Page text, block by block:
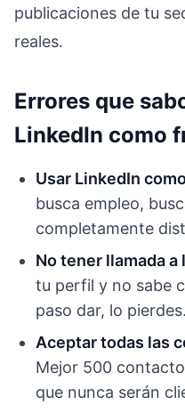
publicaciones de tu
reales.
Errores que
LinkedIn como
Usar LinkedIn
busca empleo,
completamente
No tener llamada a
tu perfil y no sabe
paso dar, lo pierdes.
Aceptar todas las
Mejor 500
que nunca serán